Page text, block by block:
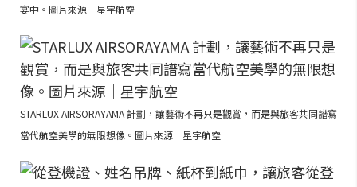
宴中。圖片來源｜星宇航空
STARLUX AIRSORAYAMA 計劃，讓藝術不再只是觀賞，而是與旅客共同譜寫
當代航空美學的無限想像。圖片來源｜星宇航空